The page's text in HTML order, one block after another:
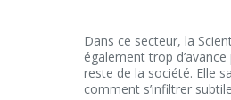
Dans ce secteur, la
également trop
reste de la société. Elle
comment s’infiltrer